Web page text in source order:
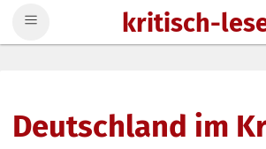
kritisch-
Deutschland im